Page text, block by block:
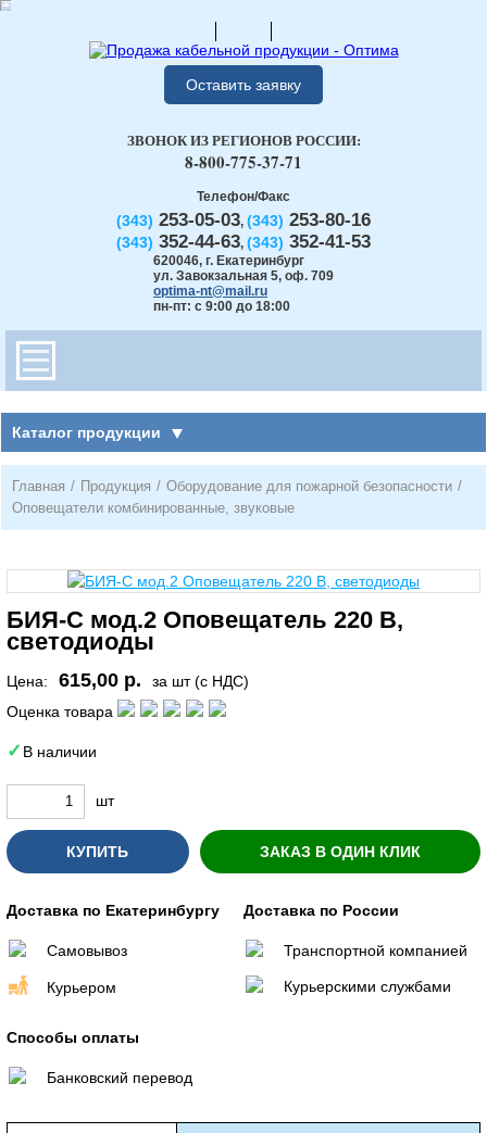
Оставить заявку
Телефон/Факс
(343) 253-05-03, (343) 253-80-16
(343) 352-44-63, (343) 352-41-53
620046, г. Екатеринбург
ул. Завокзальная 5, оф. 709
optima-nt@mail.ru
пн-пт: с 9:00 до 18:00
ЗВОНОК ИЗ РЕГИОНОВ РОССИИ:
8-800-775-37-71
Каталог продукции
Главная / Продукция / Оборудование для пожарной безопасности /
Оповещатели комбинированные, звуковые
БИЯ-С мод.2 Оповещатель 220 В,
светодиоды
Цена: 615,00 р.
за шт (с НДС)
Оценка товара
В наличии
шт
КУПИТЬ ЗАКАЗ В ОДИН КЛИК
Доставка по Екатеринбургу
Самовывоз
Курьером
Доставка по России
Транспортной компанией
Курьерскими службами
Способы оплаты
Банковский перевод